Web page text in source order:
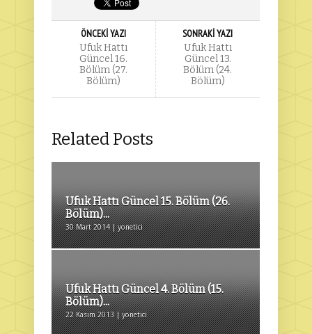
ÖNCEKI YAZI
Ufuk Hattı
Güncel 16.
Bölüm (27.
Bölüm)
SONRAKI YAZI
Ufuk Hattı
Güncel 13.
Bölüm (24.
Bölüm)
Related Posts
Ufuk Hattı Güncel 15. Bölüm (26.
Bölüm)...
30 Mart 2014 | yonetici
Ufuk Hattı Güncel 4. Bölüm (15.
Bölüm)...
22 Kasım 2013 | yonetici